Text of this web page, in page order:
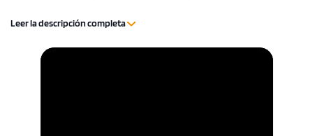
Leer la descripción completa
Video